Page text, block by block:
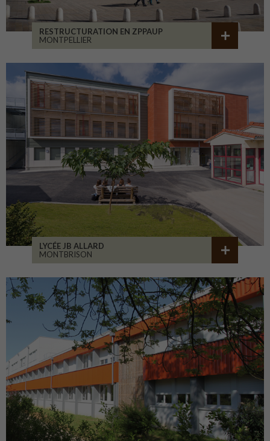
RESTRUCTURATION EN ZPPAUP
MONTPELLIER
LYCÉE JB ALLARD
MONTBRISON